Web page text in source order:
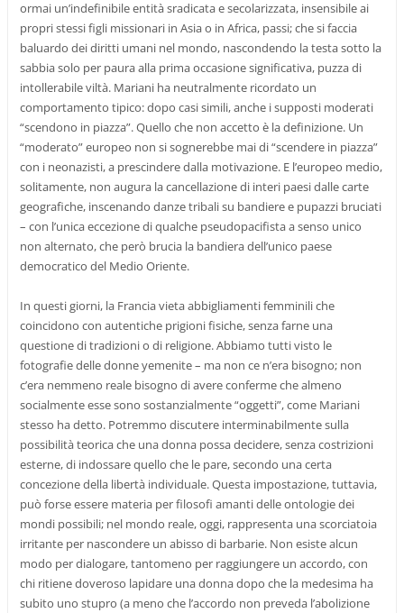
ormai un’indefinibile entità sradicata e secolarizzata, insensibile ai
propri stessi figli missionari in Asia o in Africa, passi; che si faccia
baluardo dei diritti umani nel mondo, nascondendo la testa sotto la
sabbia solo per paura alla prima occasione significativa, puzza di
intollerabile viltà. Mariani ha neutralmente ricordato un
comportamento tipico: dopo casi simili, anche i supposti moderati
“scendono in piazza”. Quello che non accetto è la definizione. Un
“moderato” europeo non si sognerebbe mai di “scendere in piazza”
con i neonazisti, a prescindere dalla motivazione. E l’europeo medio,
solitamente, non augura la cancellazione di interi paesi dalle carte
geografiche, inscenando danze tribali su bandiere e pupazzi bruciati
– con l’unica eccezione di qualche pseudopacifista a senso unico
non alternato, che però brucia la bandiera dell’unico paese
democratico del Medio Oriente.
In questi giorni, la Francia vieta abbigliamenti femminili che
coincidono con autentiche prigioni fisiche, senza farne una
questione di tradizioni o di religione. Abbiamo tutti visto le
fotografie delle donne yemenite – ma non ce n’era bisogno; non
c’era nemmeno reale bisogno di avere conferme che almeno
socialmente esse sono sostanzialmente “oggetti”, come Mariani
stesso ha detto. Potremmo discutere interminabilmente sulla
possibilità teorica che una donna possa decidere, senza costrizioni
esterne, di indossare quello che le pare, secondo una certa
concezione della libertà individuale. Questa impostazione, tuttavia,
può forse essere materia per filosofi amanti delle ontologie dei
mondi possibili; nel mondo reale, oggi, rappresenta una scorciatoia
irritante per nascondere un abisso di barbarie. Non esiste alcun
modo per dialogare, tantomeno per raggiungere un accordo, con
chi ritiene doveroso lapidare una donna dopo che la medesima ha
subito uno stupro (a meno che l’accordo non preveda l’abolizione